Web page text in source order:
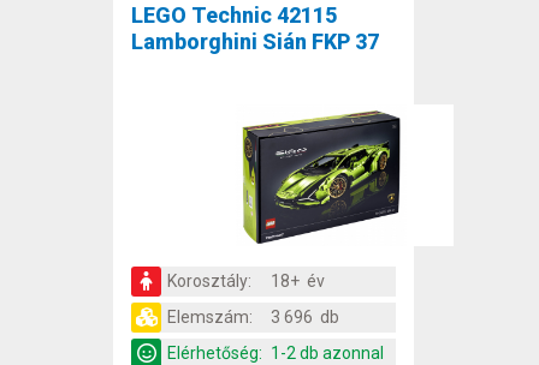
LEGO Technic 42115
Lamborghini Sián FKP 37
Korosztály:
18+ év
Elemszám:
3 696 db
Elérhetőség: 1-2 db azonnal